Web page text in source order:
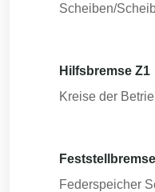
Scheiben/
Hilfsbremse Z1
Kreise der
Feststellbremse
Federspeicher